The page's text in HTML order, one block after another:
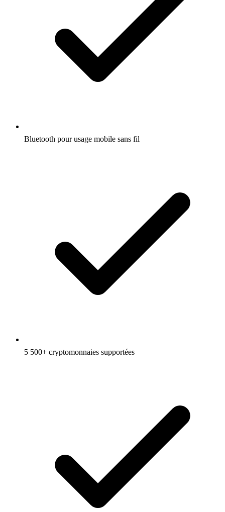
Bluetooth pour usage mobile sans fil
5 500+ cryptomonnaies supportées